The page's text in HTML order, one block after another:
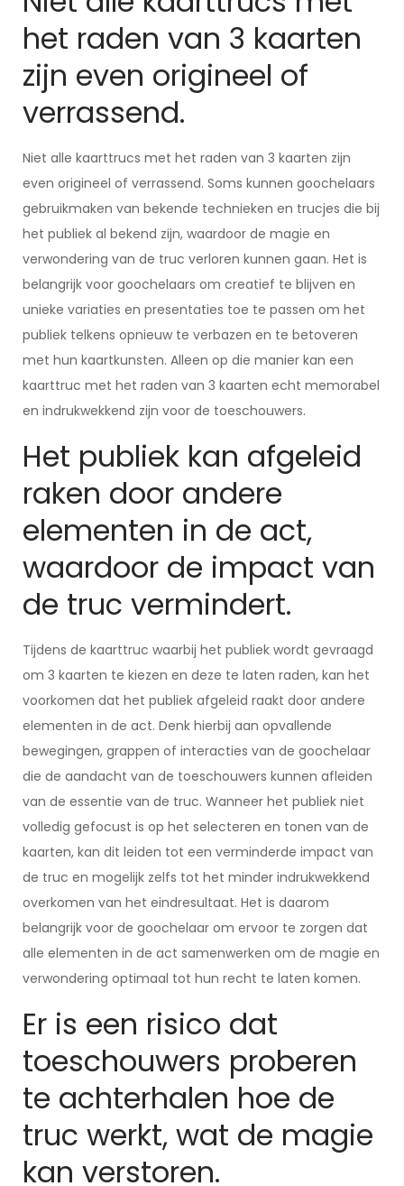
het raden van 3 kaarten
zijn even origineel of
verrassend.
Niet alle kaarttrucs met het raden van 3 kaarten zijn
even origineel of verrassend. Soms kunnen goochelaars
gebruikmaken van bekende technieken en trucjes die bij
het publiek al bekend zijn, waardoor de magie en
verwondering van de truc verloren kunnen gaan. Het is
belangrijk voor goochelaars om creatief te blijven en
unieke variaties en presentaties toe te passen om het
publiek telkens opnieuw te verbazen en te betoveren
met hun kaartkunsten. Alleen op die manier kan een
kaarttruc met het raden van 3 kaarten echt memorabel
en indrukwekkend zijn voor de toeschouwers.
Het publiek kan afgeleid
raken door andere
elementen in de act,
waardoor de impact van
de truc vermindert.
Tijdens de kaarttruc waarbij het publiek wordt gevraagd
om 3 kaarten te kiezen en deze te laten raden, kan het
voorkomen dat het publiek afgeleid raakt door andere
elementen in de act. Denk hierbij aan opvallende
bewegingen, grappen of interacties van de goochelaar
die de aandacht van de toeschouwers kunnen afleiden
van de essentie van de truc. Wanneer het publiek niet
volledig gefocust is op het selecteren en tonen van de
kaarten, kan dit leiden tot een verminderde impact van
de truc en mogelijk zelfs tot het minder indrukwekkend
overkomen van het eindresultaat. Het is daarom
belangrijk voor de goochelaar om ervoor te zorgen dat
alle elementen in de act samenwerken om de magie en
verwondering optimaal tot hun recht te laten komen.
Er is een risico dat
toeschouwers proberen
te achterhalen hoe de
truc werkt, wat de magie
kan verstoren.